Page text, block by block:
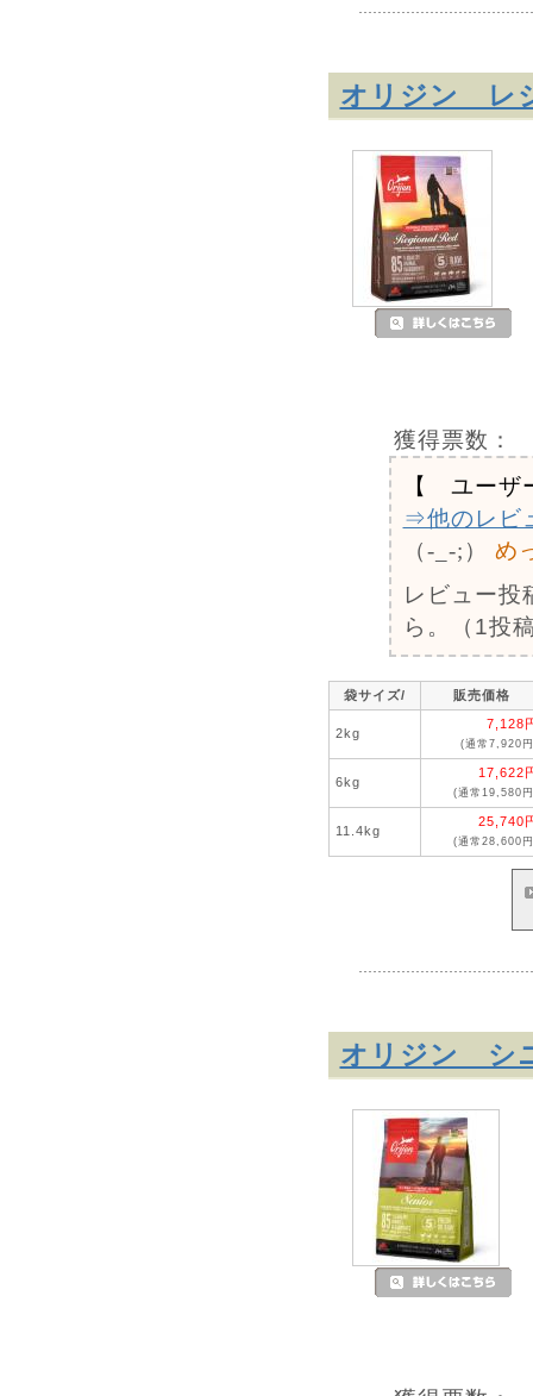
オリジン レ
獲得票数：
【 ユーザ
⇒他のレビ
（-_-;）
め
レビュー投
ら。（1投
袋サイズ/ 販売価格
2kg
7,128
(通常7,920
6kg
17,622
(通常19,580
11.4kg
25,740
(通常28,600
オリジン